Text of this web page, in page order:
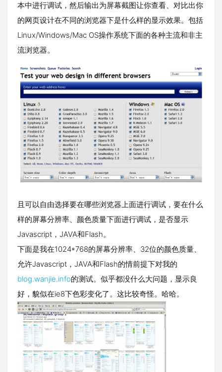
本中进行调试，然后输出为屏幕截图让你查看、对比出你
的网页设计在不同的浏览器下是什么样的显示效果。包括
Linux/Windows/Mac OS操作系统下面的各种主流和非主
流浏览器。
且可以自由选择要在哪些浏览器上面进行调试，要在什么
样的屏幕分辨率、颜色质量下面进行调试，是否显示
Javascript，JAVA和Flash。
下面是我在1024*768的屏幕分辨率、32位的颜色质量、
允许Javascript，JAVA和Flash的情前提下对我的
blog.wanjie.info的测试。似乎都没什么大问题，显示良
好，貌似在ie8下色彩变化了。这比较奇怪。哈哈。